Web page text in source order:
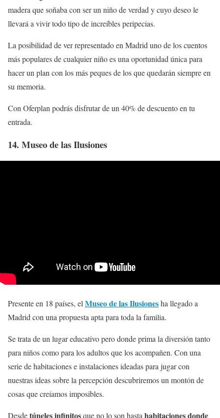
madera que soñaba con ser un niño de verdad y cuyo deseo le
llevará a vivir todo tipo de increíbles peripecias.
La posibilidad de ver representado en Madrid uno de los cuentos
más populares de cualquier niño es una oportunidad única para
hacer un plan con los más peques de los que quedarán siempre en
su memoria.
Con Oferplan podrás disfrutar de un 40% de descuento en tu
entrada.
14. Museo de las Ilusiones
Presente en 18 países, el Museo de las Ilusionesha llegado a
Madrid con una propuesta apta para toda la familia.
Se trata de un lugar educativo pero donde prima la diversión tanto
para niños como para los adultos que los acompañen. Con una
serie de habitaciones e instalaciones ideadas para jugar con
nuestras ideas sobre la percepción descubriremos un montón de
cosas que creíamos imposibles.
Desdetúneles infinitosque no lo son hasta habitaciones donde